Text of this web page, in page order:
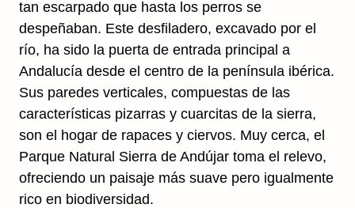
tan escarpado que hasta los perros se
despeñaban. Este desfiladero, excavado por el
río, ha sido la puerta de entrada principal a
Andalucía desde el centro de la península ibérica.
Sus paredes verticales, compuestas de las
características pizarras y cuarcitas de la sierra,
son el hogar de rapaces y ciervos. Muy cerca, el
Parque Natural Sierra de Andújar toma el relevo,
ofreciendo un paisaje más suave pero igualmente
rico en biodiversidad.